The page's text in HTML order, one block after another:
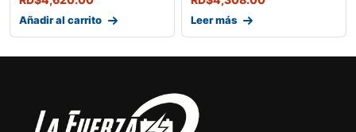
Añadir al carrito Leer más